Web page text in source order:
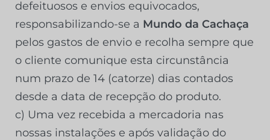
defeituosos e envios equivocados,
responsabilizando-se a Mundo da Cachaça
pelos gastos de envio e recolha sempre que
o cliente comunique esta circunstância
num prazo de 14 (catorze) dias contados
desde a data de recepção do produto.
c) Uma vez recebida a mercadoria nas
nossas instalações e após validação do